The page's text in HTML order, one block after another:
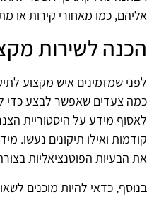
אליהם, כמו מאחורי קירות או
הכנה לשירות
לפני שמזמינים איש מקצוע
כמה צעדים שאפשר לבצע כדי
לאסוף מידע על היסטוריית
קודמות ואילו תיקונים נעשו.
את הבעיות הפוטנציאליות
בנוסף, כדאי להיות מוכנים